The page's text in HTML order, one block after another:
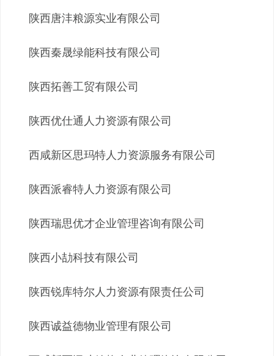
陕西唐沣粮源实业有限公司
陕西秦晟绿能科技有限公司
陕西拓善工贸有限公司
陕西优仕通人力资源有限公司
西咸新区思玛特人力资源服务有限公司
陕西派睿特人力资源有限公司
陕西瑞思优才企业管理咨询有限公司
陕西小劼科技有限公司
陕西锐库特尔人力资源有限责任公司
陕西诚益德物业管理有限公司